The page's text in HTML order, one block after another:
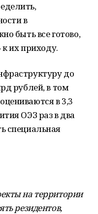
в
быть все готово,
к их приходу.
до
рублей, в том
в 3,3
ОЭЗ раз в два
специальная
на территории
резидентов,